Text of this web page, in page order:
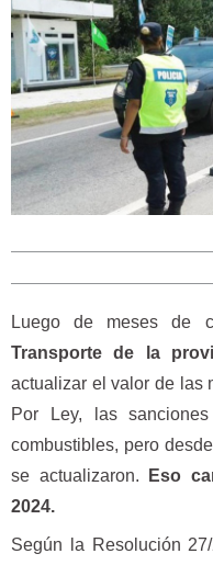
Luego de meses de
Transporte de la
actualizar el valor de las
Por Ley, las
combustibles, pero
se actualizaron.
Eso
2024.
Según la Resolución